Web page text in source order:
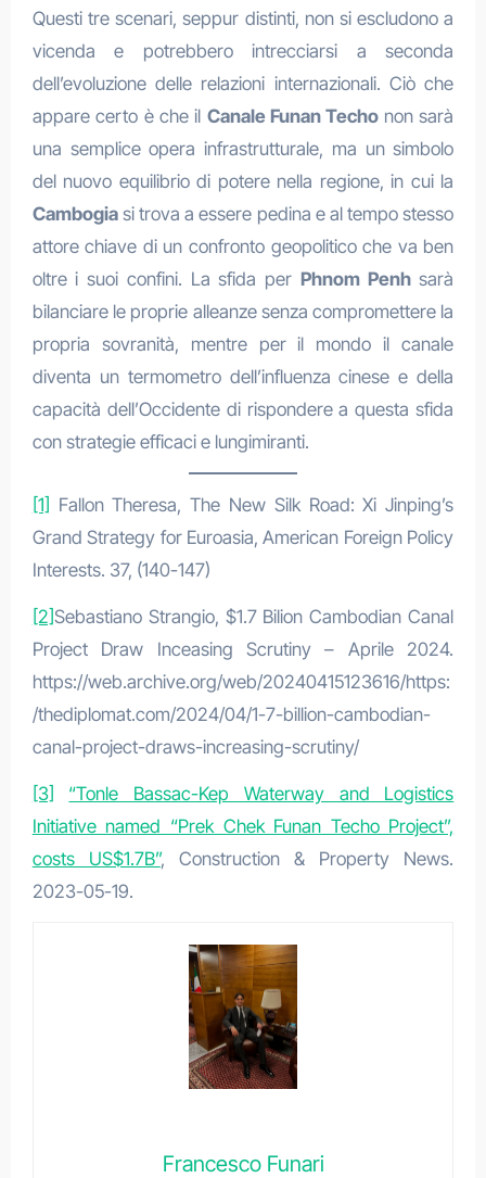
Questi tre scenari, seppur distinti, non si escludono a
vicenda e potrebbero intrecciarsi a seconda
dell’evoluzione delle relazioni internazionali. Ciò che
appare certo è che il Canale Funan Techo non sarà
una semplice opera infrastrutturale, ma un simbolo
del nuovo equilibrio di potere nella regione, in cui la
Cambogiasi trova a essere pedina e al tempo stesso
attore chiave di un confronto geopolitico che va ben
oltre i suoi confini. La sfida per Phnom Penhsarà
bilanciare le proprie alleanze senza compromettere la
propria sovranità, mentre per il mondo il canale
diventa un termometro dell’influenza cinese e della
capacità dell’Occidente di rispondere a questa sfida
con strategie efficaci e lungimiranti.
[1] Fallon Theresa, The New Silk Road: Xi Jinping’s
Grand Strategy for Euroasia, American Foreign Policy
Interests. 37, (140-147)
[2]Sebastiano Strangio, $1.7 Bilion Cambodian Canal
Project Draw Inceasing Scrutiny – Aprile 2024.
https://web.archive.org/web/20240415123616/https:
/thediplomat.com/2024/04/1-7-billion-cambodian-
canal-project-draws-increasing-scrutiny/
[3]
“Tonle Bassac-Kep Waterway and Logistics
Initiative named “Prek Chek Funan Techo Project”,
costs US$1.7B”, Construction & Property News.
2023-05-19.
Francesco Funari